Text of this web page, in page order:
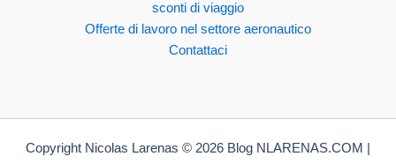
sconti di viaggio
Offerte di lavoro nel settore aeronautico
Contattaci
Copyright Nicolas Larenas © 2026 Blog NLARENAS.COM |